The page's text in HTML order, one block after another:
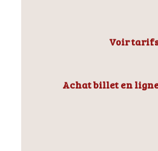
Voir
Achat billet en